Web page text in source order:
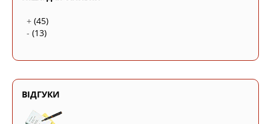
+ (45)
- (13)
ВІДГУКИ